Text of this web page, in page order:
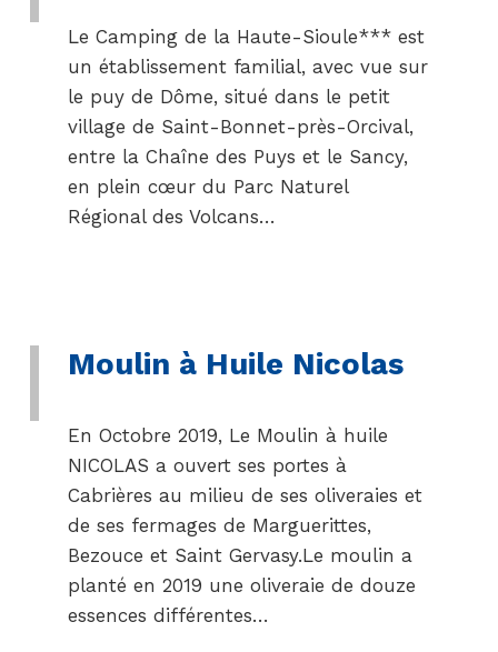
Le Camping de la Haute-Sioule*** est
un établissement familial, avec vue sur
le puy de Dôme, situé dans le petit
village de Saint-Bonnet-près-Orcival,
entre la Chaîne des Puys et le Sancy,
en plein cœur du Parc Naturel
Régional des Volcans…
Moulin à Huile Nicolas
En Octobre 2019, Le Moulin à huile
NICOLAS a ouvert ses portes à
Cabrières au milieu de ses oliveraies et
de ses fermages de Marguerittes,
Bezouce et Saint Gervasy.Le moulin a
planté en 2019 une oliveraie de douze
essences différentes…